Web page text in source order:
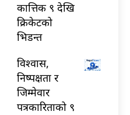
कात्तिक ९ देखि
क्रिकेटको
भिडन्त
विश्वास,
निष्पक्षता र
जिम्मेवार
पत्रकारिताको ९